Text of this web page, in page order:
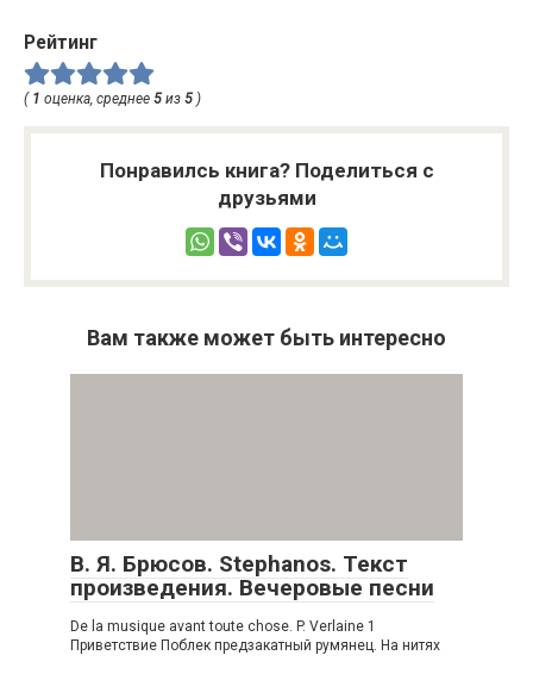
Рейтинг
( 1 оценка, среднее 5 из 5 )
Понравилсь книга? Поделиться с
друзьями
Вам также может быть интересно
В. Я. Брюсов. Stephanos. Текст
произведения. Вечеровые песни
De la musique avant toute chose. P. Verlaine 1
Приветствие Поблек предзакатный румянец. На нитях